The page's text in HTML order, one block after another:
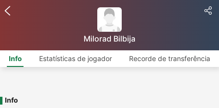
Milorad Bilbija
Info Estatísticas de jogador Recorde de transferência
Info